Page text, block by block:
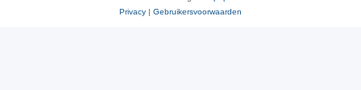
Privacy | Gebruikersvoorwaarden